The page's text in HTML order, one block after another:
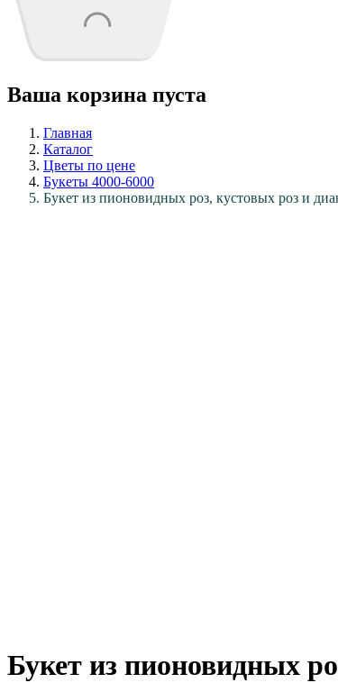
Ваша корзина пуста
Главная
Каталог
Цветы по цене
Букеты 4000-6000
Букет из пионовидных роз, кустовых роз и
Букет из пионовидных